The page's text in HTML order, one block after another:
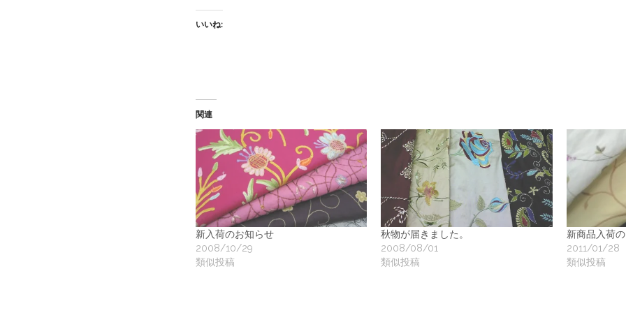
ク
ー
いいね:
関連
新入荷のお知らせ
2008/10/29
類似投稿
秋物が届きました。
2008/08/01
類似投稿
新商品入荷
2011/01/28
類似投稿